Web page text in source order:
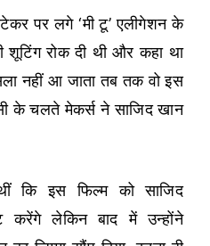
पर लगे ‘मी टू’ एलीगेशन के
शूटिंग रोक दी थी और कहा था
नहीं आ जाता तब तक वो इस
के चलते मेकर्स ने साजिद खान
कि इस फिल्म को साजिद
करेंगे लेकिन बाद में उन्होंने